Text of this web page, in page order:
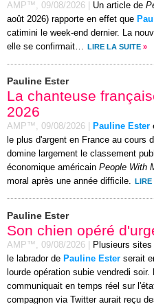
AMP™, 09/08/2026 Un article de
août 2026) rapporte en effet que
catimini le week-end dernier. La
elle se confirmait…
LIRE LA SUITE »
Pauline Ester
La chanteuse
2026
AMP™, 09/08/2026 Pauline Ester
le plus d'argent en France au cours
domine largement le classement
économique américain People With
moral après une année difficile.
Pauline Ester
Son chien opéré
AMP™, 09/08/2026
Plusieurs sites
le labrador de Pauline Ester serait
lourde opération subie vendredi
communiquait en temps réel sur
compagnon via Twitter aurait reçu